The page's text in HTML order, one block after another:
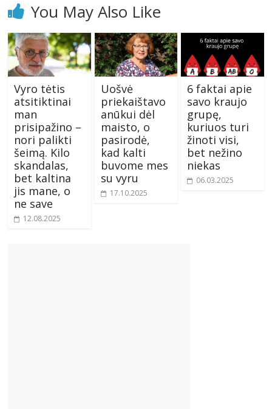
You May Also Like
Vyro tėtis
atsitiktinai
man
prisipažino –
nori palikti
šeimą. Kilo
skandalas,
bet kaltina
jis mane, o
ne save
12.08.2025
Uošvė
priekaištavo
anūkui dėl
maisto, o
pasirodė,
kad kalti
buvome mes
su vyru
17.10.2025
6 faktai apie
savo kraujo
grupę,
kuriuos turi
žinoti visi,
bet nežino
niekas
06.03.2025